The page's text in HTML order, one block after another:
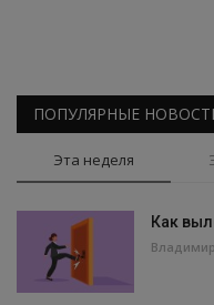
ПОПУЛЯРНЫЕ
Эта неделя
Как
Владимир